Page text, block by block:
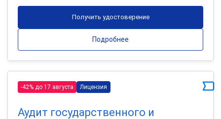
Получить удостоверение
Подробнее
-42% до 17 августа Лицензия
Аудит государственного и